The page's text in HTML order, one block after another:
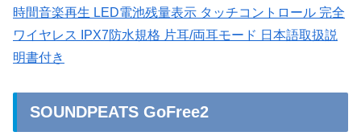
時間音楽再生 LED電池残量表示 タッチコントロール 完全
ワイヤレス IPX7防水規格 片耳/両耳モード 日本語取扱説
明書付き
SOUNDPEATS GoFree2